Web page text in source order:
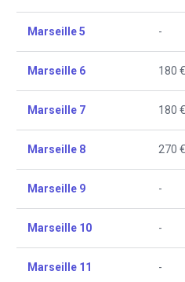
Marseille 5 -
Marseille 6 180 €
Marseille 7 180 €
Marseille 8 270 €
Marseille 9 -
Marseille 10 -
Marseille 11 -